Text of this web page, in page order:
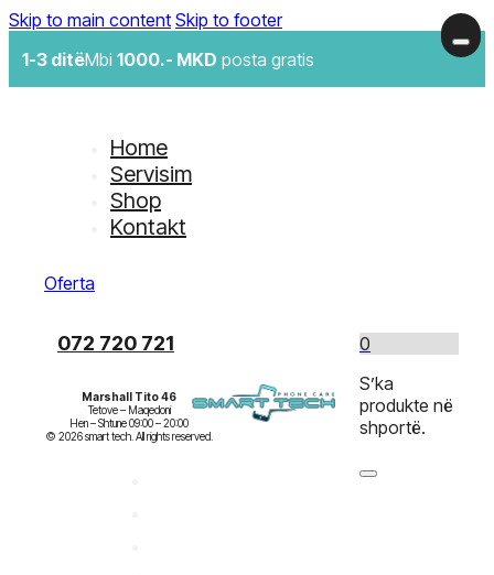
Skip to main content Skip to footer
1-3 ditëMbi 1000.- MKD posta gratis
Home
Servisim
Shop
Kontakt
Oferta
072 720 721
Marshall Tito 46
Tetove – Maqedoni
Hen – Shtune 09:00 – 20:00
0
S’ka
produkte në
shportë.